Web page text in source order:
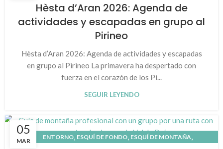
PIRINEO, QUÉ HACER,RUNNING,VAL D'ARAN,VALLE DE ARÁN
Hèsta d’Aran 2026: Agenda de
actividades y escapadas en grupo al
Pirineo
Hèsta d’Aran 2026: Agenda de actividades y escapadas
en grupo al Pirineo La primavera ha despertado con
fuerza en el corazón de los Pi...
SEGUIR LEYENDO
05
MAR
ENTORNO, ESQUÍ DE FONDO, ESQUÍ DE MONTAÑA,